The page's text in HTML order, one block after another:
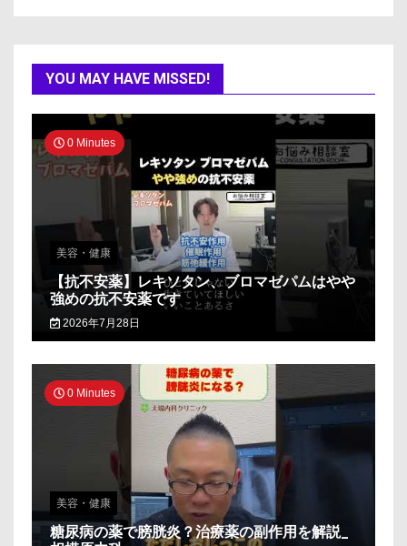
YOU MAY HAVE MISSED!
0 Minutes
美容・健康
【抗不安薬】レキソタン、ブロマゼパムはやや
強めの抗不安薬です
2026年7月28日
0 Minutes
美容・健康
糖尿病の薬で膀胱炎？治療薬の副作用を解説_